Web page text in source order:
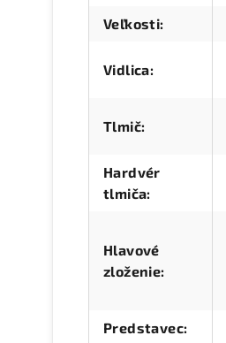
Veľkosti:
Vidlica:
Tlmič:
Hardvér
tlmiča:
Hlavové
zloženie:
Predstavec: